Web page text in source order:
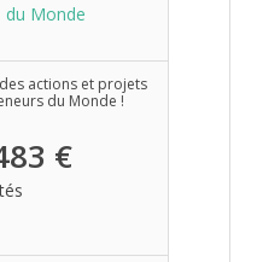
du Monde
actions et projets
du Monde !
€